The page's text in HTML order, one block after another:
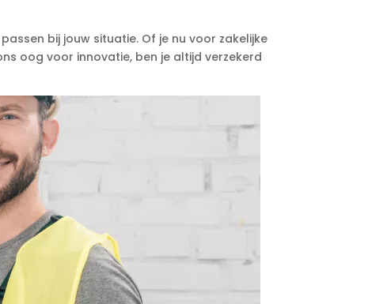
bij jouw situatie. Of je nu voor zakelijke
oog voor innovatie, ben je altijd verzekerd